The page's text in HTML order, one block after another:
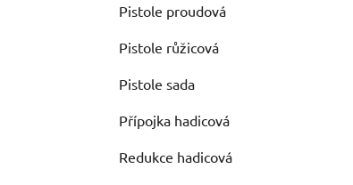
Pistole proudová
Pistole růžicová
Pistole sada
Přípojka hadicová
Redukce hadicová